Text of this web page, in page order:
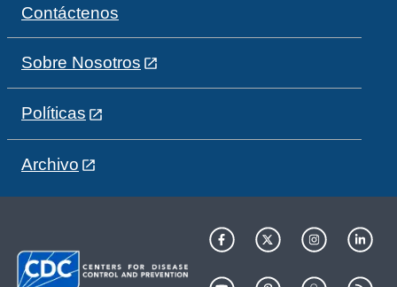
Contáctenos
Sobre Nosotros
Políticas
Archivo